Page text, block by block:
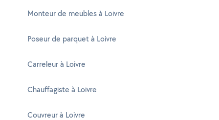
Monteur de meubles à Loivre
Poseur de parquet à Loivre
Carreleur à Loivre
Chauffagiste à Loivre
Couvreur à Loivre